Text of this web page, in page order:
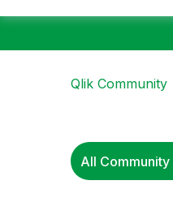
Qlik Community